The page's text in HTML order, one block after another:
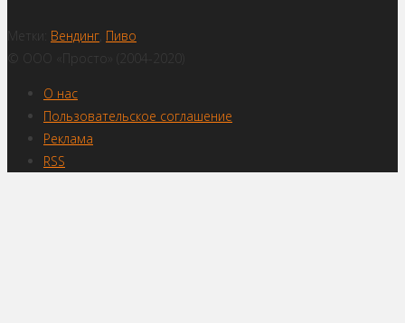
Метки: Вендинг Пиво
© ООО «Просто» (2004-2020)
О нас
Пользовательское соглашение
Реклама
RSS